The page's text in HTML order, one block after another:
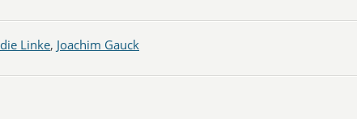
die Linke, Joachim Gauck